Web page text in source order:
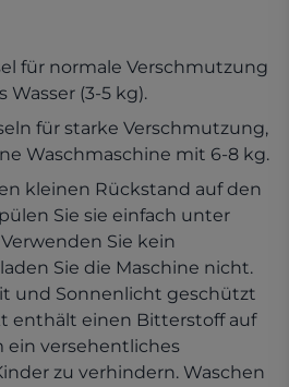
für normale Verschmutzung
(3-5 kg).
für starke Verschmutzung,
Waschmaschine mit 6-8 kg.
kleinen Rückstand auf den
Sie sie einfach unter
Sie kein
Sie die Maschine nicht.
und Sonnenlicht geschützt
enthält einen Bitterstoff auf
ein versehentliches
zu verhindern. Waschen